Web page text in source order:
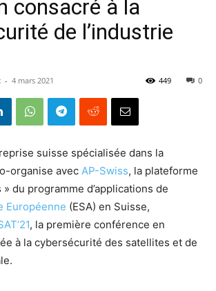
Cybersecurity
Info
consacré à la
de l’industrie
- 4 mars 2021 0
449
suisse spécialisée dans la
organise avec AP-Swiss, la plateforme
» du programme d’applications de
Européenne (ESA) en Suisse,
, la première conférence en
à la cybersécurité des satellites et de